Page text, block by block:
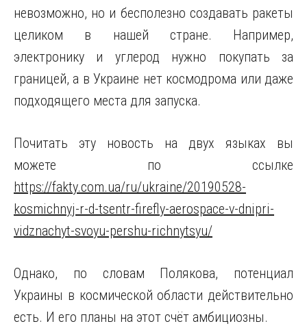
невозможно, но и бесполезно создавать ракеты
целиком в нашей стране. Например,
электронику и углерод нужно покупать за
границей, а в Украине нет космодрома или даже
подходящего места для запуска.
Почитать эту новость на двух языках вы
можете по ссылке
https://fakty.com.ua/ru/ukraine/20190528-
kosmichnyj-r-d-tsentr-firefly-aerospace-v-dnipri-
vidznachyt-svoyu-pershu-richnytsyu/
Однако, по словам Полякова, потенциал
Украины в космической области действительно
есть. И его планы на этот счёт амбициозны.